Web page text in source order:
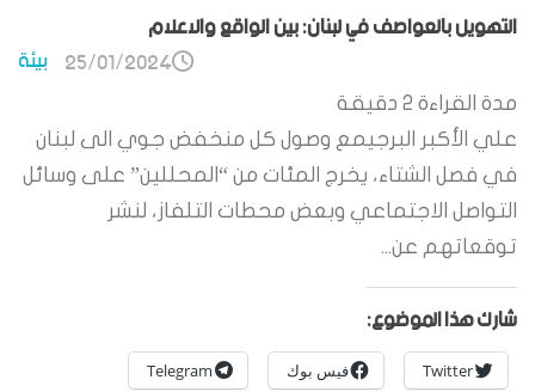
التهويل بالعواصف في لبنان: بين الواقع والاعلام
بيئة 25/01/2024
مدة القراءة 2 دقيقة
علي الأكبر البرجيمع وصول كل منخفض جوي الى لبنان
في فصل الشتاء، يخرج المئات من “المحللين” على وسائل
التواصل الاجتماعي وبعض محطات التلفاز، لنشر
توقعاتهم عن...
شارك هذا الموضوع:
Twitter فيس بوك Telegram